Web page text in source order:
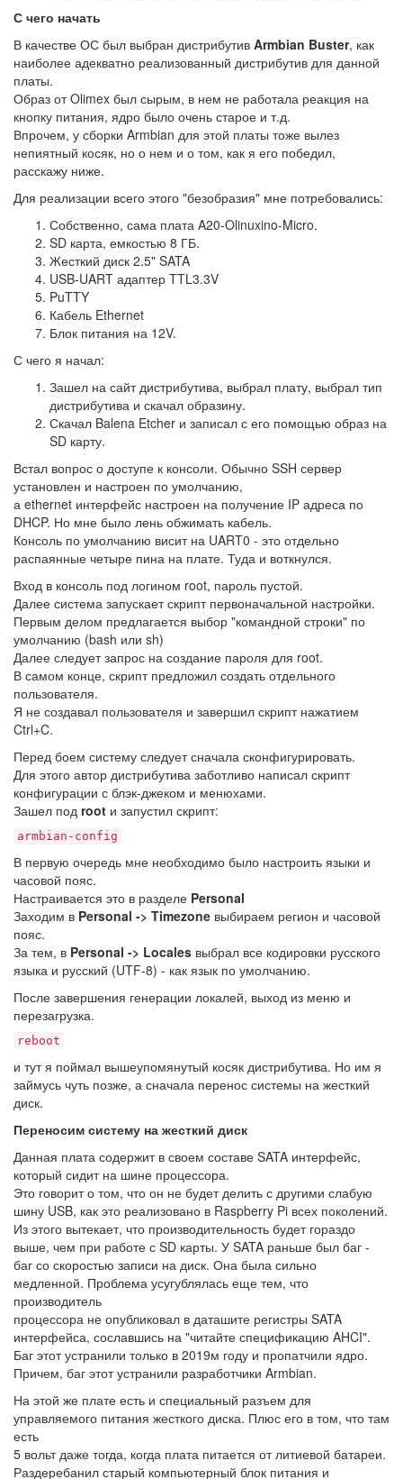
С чего начать
В качестве ОС был выбран дистрибутив Armbian Buster, как
наиболее адекватно реализованный дистрибутив для данной
платы.
Образ от Olimex был сырым, в нем не работала реакция на
кнопку питания, ядро было очень старое и т.д.
Впрочем, у сборки Armbian для этой платы тоже вылез
непиятный косяк, но о нем и о том, как я его победил,
расскажу ниже.
Для реализации всего этого "безобразия" мне потребовались:
Собственно, сама плата A20-Olinuxino-Micro.
SD карта, емкостью 8 ГБ.
Жесткий диск 2.5" SATA
USB-UART адаптер TTL3.3V
PuTTY
Кабель Ethernet
Блок питания на 12V.
С чего я начал:
Зашел на сайт дистрибутива, выбрал плату, выбрал тип
дистрибутива и скачал образину.
Скачал Balena Etcher и записал с его помощью образ на
SD карту.
Встал вопрос о доступе к консоли. Обычно SSH сервер
установлен и настроен по умолчанию,
а ethernet интерфейс настроен на получение IP адреса по
DHCP. Но мне было лень обжимать кабель.
Консоль по умолчанию висит на UART0 - это отдельно
распаянные четыре пина на плате. Туда и воткнулся.
Вход в консоль под логином root, пароль пустой.
Далее система запускает скрипт первоначальной настройки.
Первым делом предлагается выбор "командной строки" по
умолчанию (bash или sh)
Далее следует запрос на создание пароля для root.
В самом конце, скрипт предложил создать отдельного
пользователя.
Я не создавал пользователя и завершил скрипт нажатием
Ctrl+C.
Перед боем систему следует сначала сконфигурировать.
Для этого автор дистрибутива заботливо написал скрипт
конфигурации с блэк-джеком и менюхами.
Зашел под root и запустил скрипт:
armbian-config
В первую очередь мне необходимо было настроить языки и
часовой пояс.
Настраивается это в разделе Personal
Заходим в Personal -> Timezone выбираем регион и часовой
пояс.
За тем, в Personal -> Locales выбрал все кодировки русского
языка и русский (UTF-8) - как язык по умолчанию.
После завершения генерации локалей, выход из меню и
перезагрузка.
reboot
и тут я поймал вышеупомянутый косяк дистрибутива. Но им я
займусь чуть позже, а сначала перенос системы на жесткий
диск.
Переносим систему на жесткий диск
Данная плата содержит в своем составе SATA интерфейс,
который сидит на шине процессора.
Это говорит о том, что он не будет делить с другими слабую
шину USB, как это реализовано в Raspberry Pi всех поколений.
Из этого вытекает, что производительность будет гораздо
выше, чем при работе с SD карты. У SATA раньше был баг -
баг со скоростью записи на диск. Она была сильно
медленной. Проблема усугублялась еще тем, что
производитель
процессора не опубликовал в даташите регистры SATA
интерфейса, сославшись на "читайте спецификацию AHCI".
Баг этот устранили только в 2019м году и пропатчили ядро.
Причем, баг этот устранили разработчики Armbian.
На этой же плате есть и специальный разъем для
управляемого питания жесткого диска. Плюс его в том, что там
есть
5 вольт даже тогда, когда плата питается от литиевой батареи.
Раздеребанил старый компьютерный блок питания и